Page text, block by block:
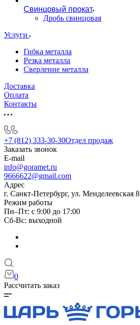
Свинцовый прокат
Дробь свинцовая
Услуги
Гибка металла
Резка металла
Сверление металла
Доставка
Оплата
Контакты
+7 (812) 333-30-30Отдел продаж
Заказать звонок
E-mail
info@goramet.ru
9666622@gmail.com
Адрес
г. Санкт-Петербург, ул. Менделеевская 8
Режим работы
Пн–Пт: с 9:00 до 17:00
Сб-Вс: выходной
0
Рассчитать заказ